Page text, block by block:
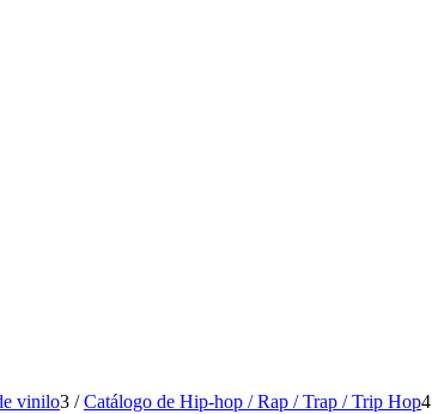
vinilo3 / Catálogo de Hip-hop / Rap / Trap / Trip Hop4